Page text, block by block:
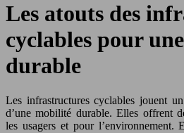
Les atouts des
cyclables pour
durable
Les infrastructures cyclables jouent
d’une mobilité durable. Elles offrent
les usagers et pour l’environnement.